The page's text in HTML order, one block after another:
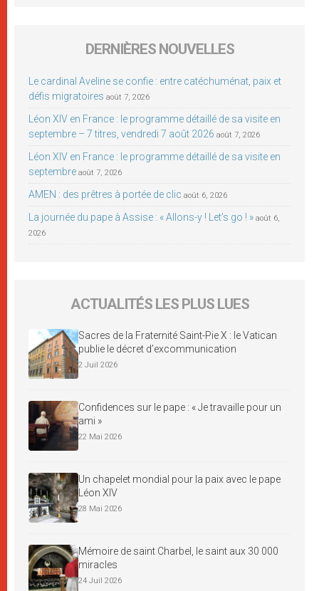
DERNIÈRES NOUVELLES
Le cardinal Aveline se confie : entre catéchuménat, paix et
défis migratoires août 7, 2026
Léon XIV en France : le programme détaillé de sa visite en
septembre – 7 titres, vendredi 7 août 2026 août 7, 2026
Léon XIV en France : le programme détaillé de sa visite en
septembre août 7, 2026
AMEN : des prêtres à portée de clic août 6, 2026
La journée du pape à Assise : « Allons-y ! Let’s go ! » août 6,
2026
ACTUALITÉS LES PLUS LUES
Sacres de la Fraternité Saint-Pie X : le Vatican
publie le décret d’excommunication
2 Juil 2026
Confidences sur le pape : « Je travaille pour un
ami »
22 Mai 2026
Un chapelet mondial pour la paix avec le pape
Léon XIV
28 Mai 2026
Mémoire de saint Charbel, le saint aux 30 000
miracles
24 Juil 2026